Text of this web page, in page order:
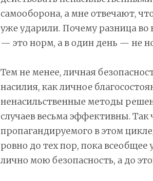
самооборона, а мне отвечают,
уже ударили. Почему разница
— это норм, а в один день — не
Тем не менее, личная
насилия, как личное
ненасильственные методы
случаев весьма эффективны.
пропагандируемого в этом
ровно до тех пор, пока
лично мою безопасность, а до